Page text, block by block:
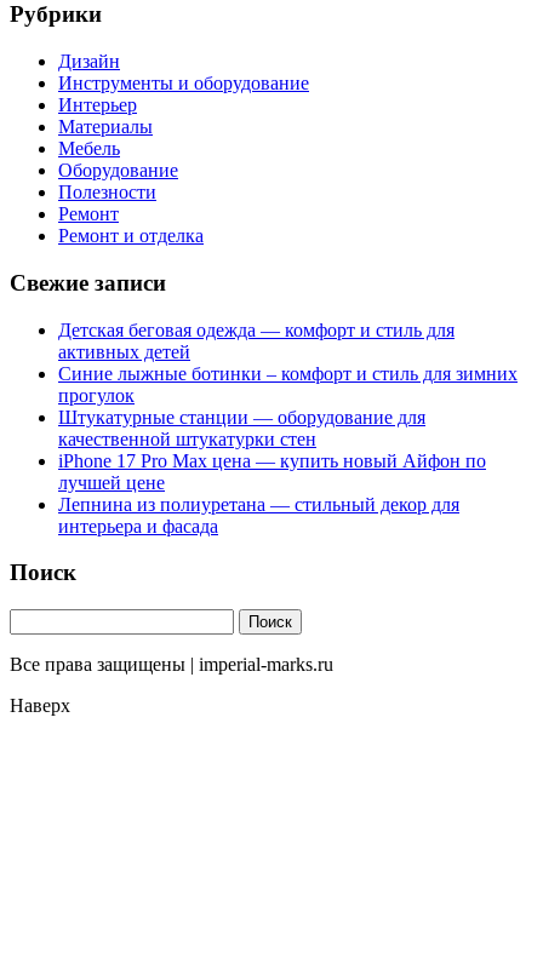
Рубрики
Дизайн
Инструменты и оборудование
Интерьер
Материалы
Мебель
Оборудование
Полезности
Ремонт
Ремонт и отделка
Свежие записи
Детская беговая одежда — комфорт и стиль для
активных детей
Синие лыжные ботинки – комфорт и стиль для зимних
прогулок
Штукатурные станции — оборудование для
качественной штукатурки стен
iPhone 17 Pro Max цена — купить новый Айфон по
лучшей цене
Лепнина из полиуретана — стильный декор для
интерьера и фасада
Поиск
Все права защищены | imperial-marks.ru
Наверх